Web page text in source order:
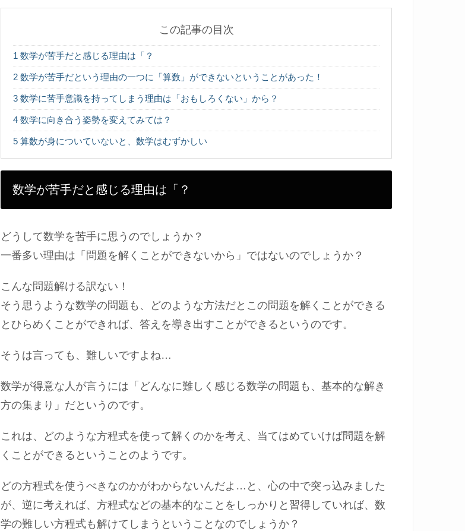
この記事の目次
1 数学が苦手だと感じる理由は「？
2 数学が苦手だという理由の一つに「算数」ができないということがあった！
3 数学に苦手意識を持ってしまう理由は「おもしろくない」から？
4 数学に向き合う姿勢を変えてみては？
5 算数が身についていないと、数学はむずかしい
数学が苦手だと感じる理由は「？
どうして数学を苦手に思うのでしょうか？
一番多い理由は「問題を解くことができないから」ではないのでしょうか？
こんな問題解ける訳ない！
そう思うような数学の問題も、どのような方法だとこの問題を解くことができる
とひらめくことができれば、答えを導き出すことができるというのです。
そうは言っても、難しいですよね…
数学が得意な人が言うには「どんなに難しく感じる数学の問題も、基本的な解き
方の集まり」だというのです。
これは、どのような方程式を使って解くのかを考え、当てはめていけば問題を解
くことができるということのようです。
どの方程式を使うべきなのかがわからないんだよ…と、心の中で突っ込みました
が、逆に考えれば、方程式などの基本的なことをしっかりと習得していれば、数
学の難しい方程式も解けてしまうということなのでしょうか？